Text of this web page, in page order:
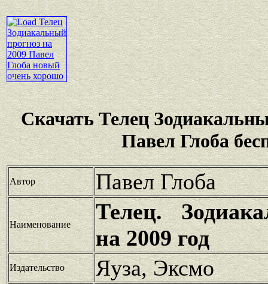
Скачать Телец
Павел Глоба
Автор Павел Глоба
Наименование
Телец.
на 2009 год
Издательство Яуза, Эксмо